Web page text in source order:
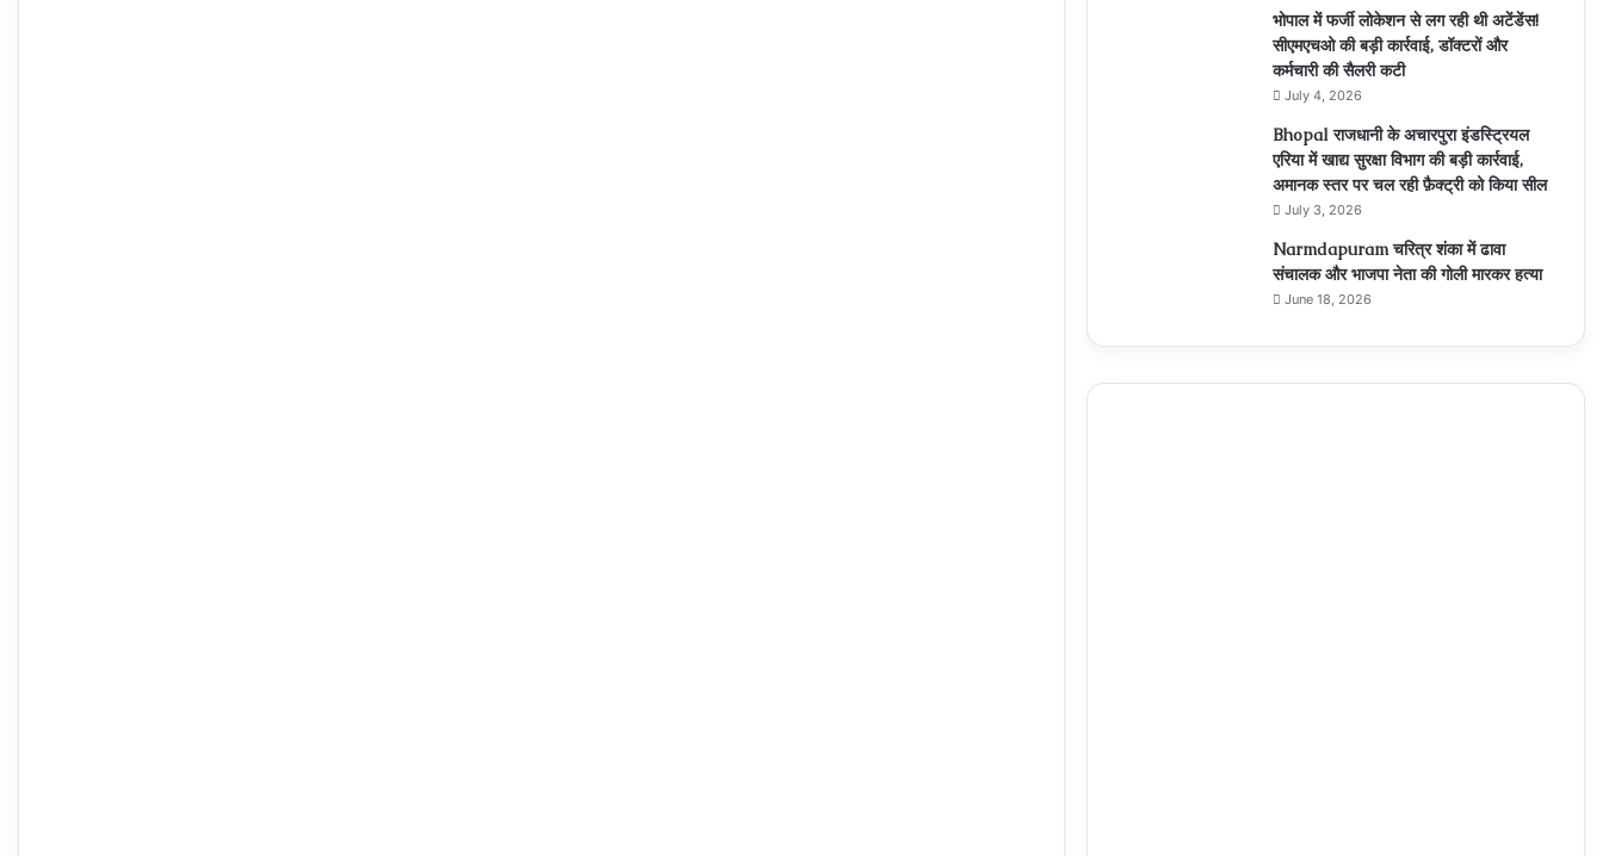
भोपाल में फर्जी लोकेशन से लग रही थी अटेंडेंस!
सीएमएचओ की बड़ी कार्रवाई, डॉक्टरों और
कर्मचारी की सैलरी कटी
July 4, 2026
Bhopal राजधानी के अचारपुरा इंडस्ट्रियल
एरिया में खाद्य सुरक्षा विभाग की बड़ी कार्रवाई,
अमानक स्तर पर चल रही फ़ैक्ट्री को किया सील
July 3, 2026
Narmdapuram चरित्र शंका में ढावा
संचालक और भाजपा नेता की गोली मारकर हत्या
June 18, 2026